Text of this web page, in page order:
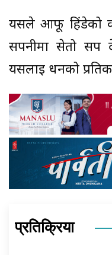
यसले आफू हिंडेको
सपनीमा सेतो
यसलाई धनको
प्रतिक्रिया